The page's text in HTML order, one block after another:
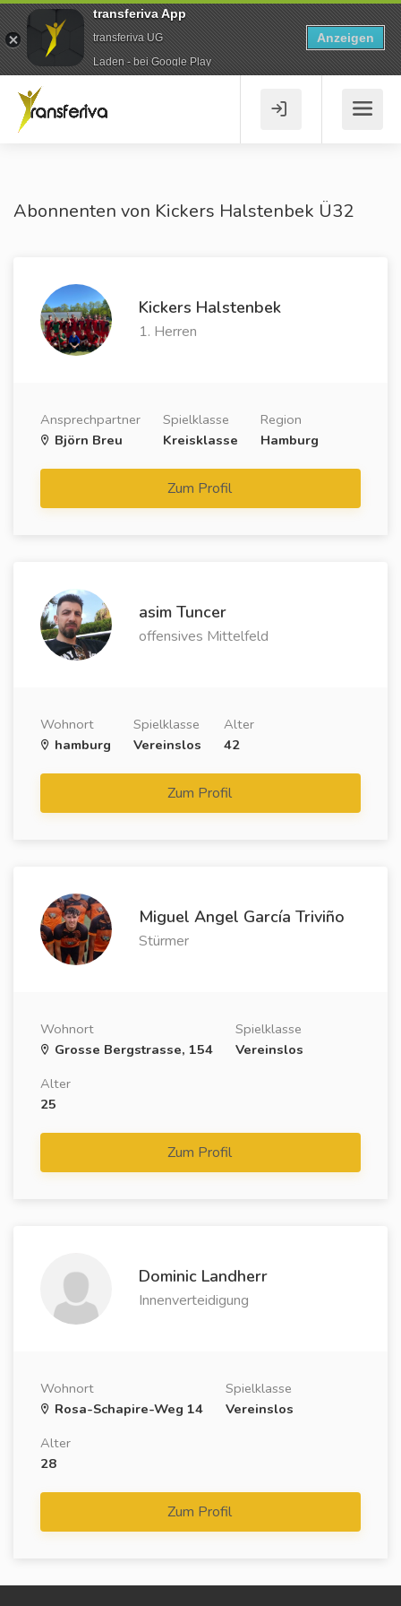
Abonnenten von Kickers Halstenbek Ü32
Kickers Halstenbek
1. Herren
Ansprechpartner
Björn Breu
Spielklasse
Kreisklasse
Region
Hamburg
Zum Profil
asim Tuncer
offensives Mittelfeld
Wohnort
hamburg
Spielklasse
Vereinslos
Alter
42
Zum Profil
Miguel Angel García Triviño
Stürmer
Wohnort
Grosse Bergstrasse, 154
Spielklasse
Vereinslos
Alter
25
Zum Profil
Dominic Landherr
Innenverteidigung
Wohnort
Rosa-Schapire-Weg 14
Spielklasse
Vereinslos
Alter
28
Zum Profil
transferiva App
transferiva UG
Laden - bei Google Play
Anzeigen